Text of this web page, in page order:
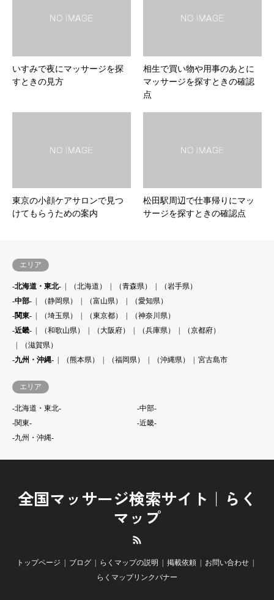
いすみで夜にマッサージを探
すときの見方
相生で買い物や用事のあとに
マッサージを探すときの確認
点
東京の小顔ケアサロンで見つ
けてもらうための案内
松田駅周辺で仕事帰りにマッ
サージを探すときの確認点
エリア
-北海道・東北- （北海道） （青森県）
（岩手県）
-中部-
（静岡県） （富山県）
（愛知県）
-関東-
（埼玉県） （東京都）
（神奈川県）
-近畿-
（和歌山県） （大阪府） （兵庫県）
（京都府）
（滋賀県）
-九州・沖縄-
（熊本県） （福岡県） （沖縄県） 宮古島市
エリア
-北海道・東北-
-中部-
-関東-
-近畿-
-九州・沖縄-
全国マッサージ検索サイト｜らく
マップ
トップページ ブログ らくマップの説明 掲載依頼
お問い合わせ
らくマップリンクバナー